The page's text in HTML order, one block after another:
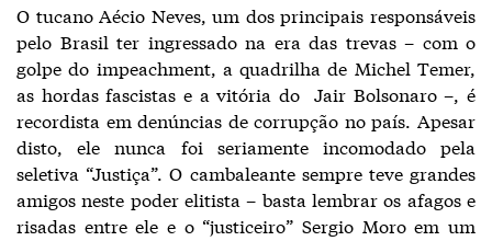
O tucano Aécio Neves, um dos principais responsáveis
pelo Brasil ter ingressado na era das trevas – com o
golpe do impeachment, a quadrilha de Michel Temer,
as hordas fascistas e a vitória do Jair Bolsonaro –, é
recordista em denúncias de corrupção no país. Apesar
disto, ele nunca foi seriamente incomodado pela
seletiva “Justiça”. O cambaleante sempre teve grandes
amigos neste poder elitista – basta lembrar os afagos e
risadas entre ele e o “justiceiro” Sergio Moro em um